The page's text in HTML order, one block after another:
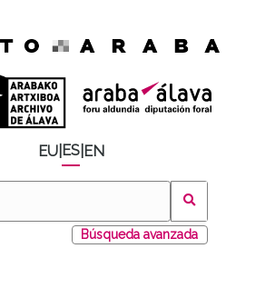
EU ES EN
Búsqueda avanzada